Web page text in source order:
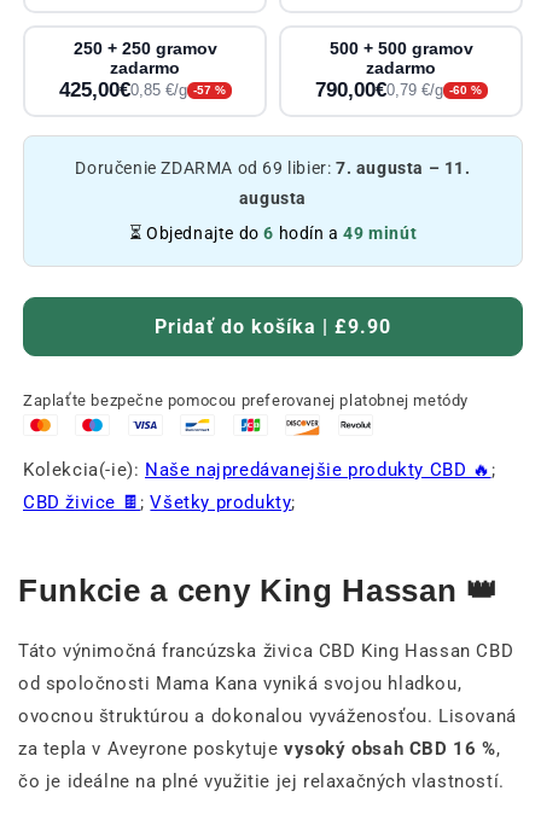
250 + 250 gramov
zadarmo
425,00€0,85 €/g -57 %
500 + 500 gramov
zadarmo
790,00€0,79 €/g -60 %
Doručenie ZDARMA od 69 libier: 7. augusta – 11.
augusta
⏳ Objednajte do6 hodín a49 minút
Pridať do košíka | £9.90
Zaplaťte bezpečne pomocou preferovanej platobnej metódy
Kolekcia(-ie): Naše najpredávanejšie produkty CBD 🔥 ;
CBD živice 🍫 ;Všetky produkty;
Funkcie a ceny King Hassan 👑
Táto výnimočná francúzska živica CBD King Hassan CBD
od spoločnosti Mama Kana vyniká svojou hladkou,
ovocnou štruktúrou a dokonalou vyváženosťou. Lisovaná
za tepla v Aveyrone poskytujevysoký obsah CBD 16 %,
čo je ideálne na plné využitie jej relaxačných vlastností.